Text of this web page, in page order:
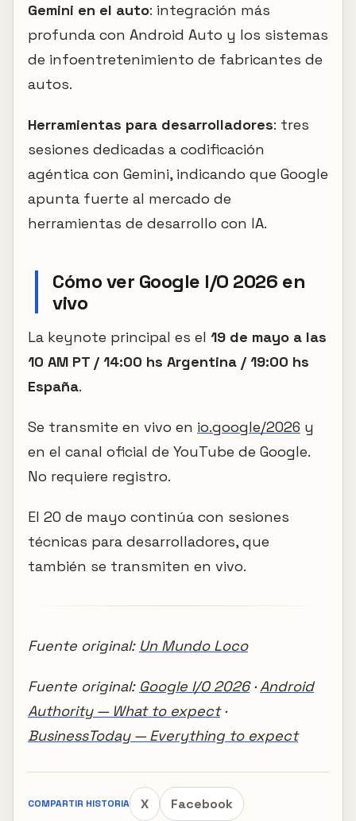
Gemini en el auto: integración más
profunda con Android Auto y los sistemas
de infoentretenimiento de fabricantes de
autos.
Herramientas para desarrolladores: tres
sesiones dedicadas a codificación
agéntica con Gemini, indicando que Google
apunta fuerte al mercado de
herramientas de desarrollo con IA.
Cómo ver Google I/O 2026 en
vivo
La keynote principal es el 19 de mayo a las
10 AM PT / 14:00 hs Argentina / 19:00 hs
España.
Se transmite en vivo en io.google/2026 y
en el canal oficial de YouTube de Google.
No requiere registro.
El 20 de mayo continúa con sesiones
técnicas para desarrolladores, que
también se transmiten en vivo.
Fuente original: Un Mundo Loco
Fuente original: Google I/O 2026·Android
Authority — What to expect·
BusinessToday — Everything to expect
COMPARTIR HISTORIA X Facebook